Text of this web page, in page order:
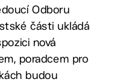
Odboru
části ukládá
nová
poradcem pro
budou